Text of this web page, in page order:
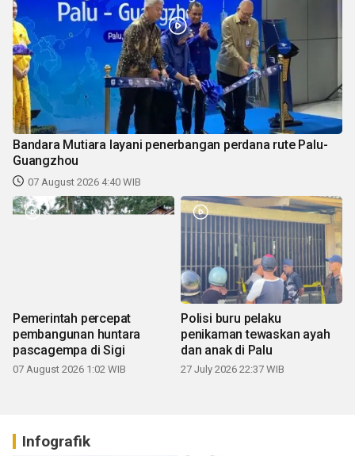
Bandara Mutiara layani penerbangan perdana rute Palu-
Guangzhou
07 August 2026 4:40 WIB
Pemerintah percepat
pembangunan huntara
pascagempa di Sigi
07 August 2026 1:02 WIB
Polisi buru pelaku
penikaman tewaskan ayah
dan anak di Palu
27 July 2026 22:37 WIB
Infografik